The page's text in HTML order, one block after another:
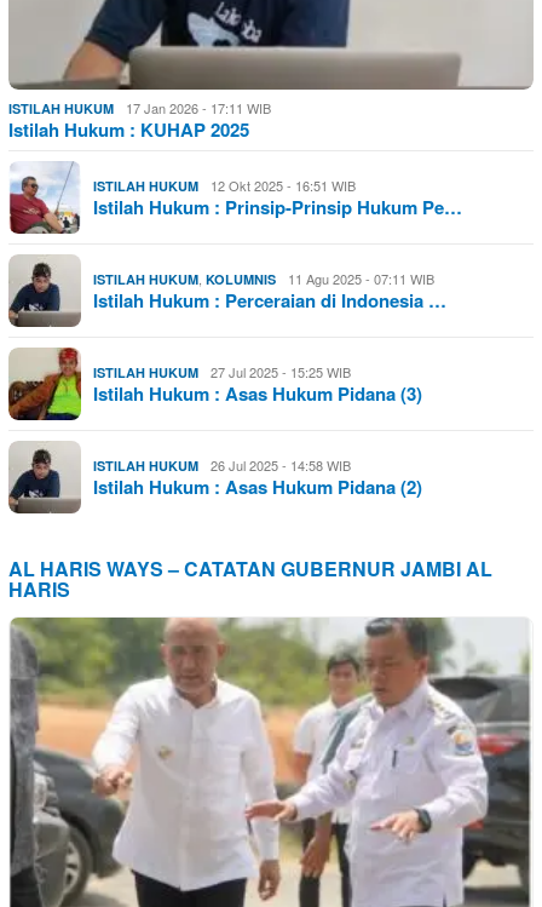
ISTILAH HUKUM 17 Jan 2026 - 17:11 WIB
Istilah Hukum : KUHAP 2025
ISTILAH HUKUM 12 Okt 2025 - 16:51 WIB
Istilah Hukum : Prinsip-Prinsip Hukum Pe…
ISTILAH HUKUM KOLUMNIS 11 Agu 2025 - 07:11 WIB
Istilah Hukum : Perceraian di Indonesia …
ISTILAH HUKUM 27 Jul 2025 - 15:25 WIB
Istilah Hukum : Asas Hukum Pidana (3)
ISTILAH HUKUM 26 Jul 2025 - 14:58 WIB
Istilah Hukum : Asas Hukum Pidana (2)
AL HARIS WAYS – CATATAN GUBERNUR JAMBI AL
HARIS